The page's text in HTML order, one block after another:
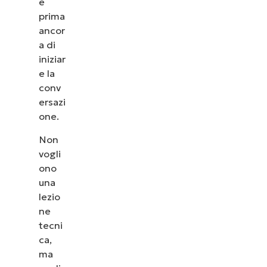
prima
ancor
a di
iniziar
e la
conv
ersazi
one.
Non
vogli
ono
una
lezio
ne
tecni
ca,
ma